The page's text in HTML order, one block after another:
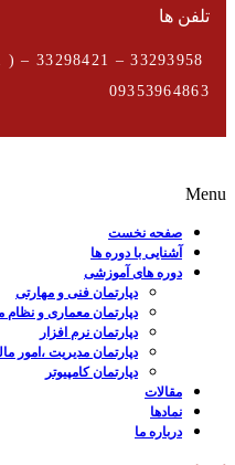
تلفن ها
09353964863
Menu
صفحه نخست
آشنایی با دوره ها
دوره های آموزشی
دپارتمان فنی و مهارتی
دپارتمان معماری و
دپارتمان نرم افزار
دپارتمان مدیریت ،امور
دپارتمان کامپیوتر
مقالات
نمادها
درباره ما